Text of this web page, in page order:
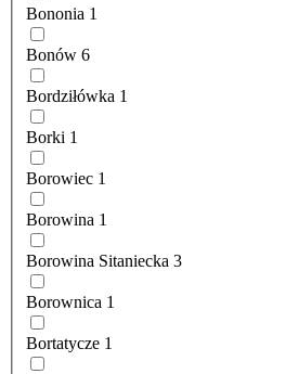
Bononia 1
Bonów 6
Bordziłówka 1
Borki 1
Borowiec 1
Borowina 1
Borowina Sitaniecka 3
Borownica 1
Bortatycze 1